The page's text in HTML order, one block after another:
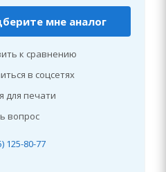
мне аналог
к сравнению
в соцсетях
для печати
вопрос
125-80-77